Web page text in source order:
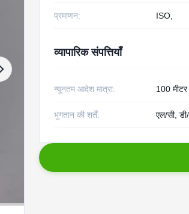
प्रमाणन: ISO,
व्यापारिक संपत्तियाँ
न्यूनतम आदेश मात्रा: 100 मीटर
भुगतान की शर्तें: एल/सी,